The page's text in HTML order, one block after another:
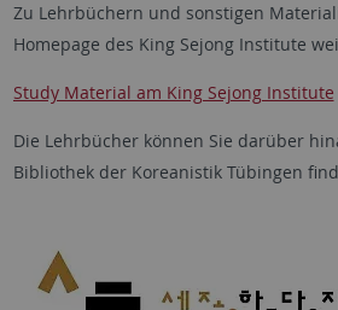
Zu Lehrbüchern und sonstigen
Homepage des King Sejong Institute
Study Material am King Sejong Institute
Die Lehrbücher können Sie darüber
Bibliothek der Koreanistik Tübingen